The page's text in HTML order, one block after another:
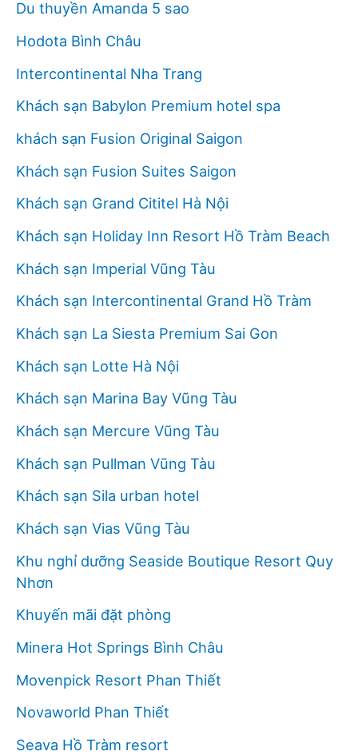
Du thuyền Amanda 5 sao
Hodota Bình Châu
Intercontinental Nha Trang
Khách sạn Babylon Premium hotel spa
khách sạn Fusion Original Saigon
Khách sạn Fusion Suites Saigon
Khách sạn Grand Cititel Hà Nội
Khách sạn Holiday Inn Resort Hồ Tràm Beach
Khách sạn Imperial Vũng Tàu
Khách sạn Intercontinental Grand Hồ Tràm
Khách sạn La Siesta Premium Sai Gon
Khách sạn Lotte Hà Nội
Khách sạn Marina Bay Vũng Tàu
Khách sạn Mercure Vũng Tàu
Khách sạn Pullman Vũng Tàu
Khách sạn Sila urban hotel
Khách sạn Vias Vũng Tàu
Khu nghỉ dưỡng Seaside Boutique Resort Quy
Nhơn
Khuyến mãi đặt phòng
Minera Hot Springs Bình Châu
Movenpick Resort Phan Thiết
Novaworld Phan Thiết
Seava Hồ Tràm resort